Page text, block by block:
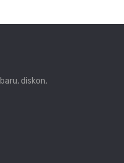
diskon,